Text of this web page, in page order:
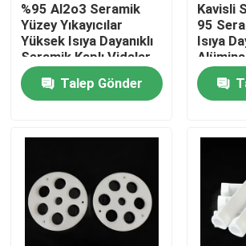
Kalite kontrol
Bize Ulaşın
Bir teklif isteği
Seramik Parçaların İşlenmesi
%95 Al2o3 Seramik
Yüzey Yıkayıcılar
Yüksek Isıya Dayanıklı
Seramik Kaplı Vidalar
Talep Gönder
Kavisli
95
Isıya